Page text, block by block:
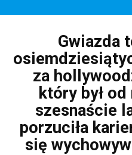
Gwiazda
za
który był
szesnaście
porzuciła
się